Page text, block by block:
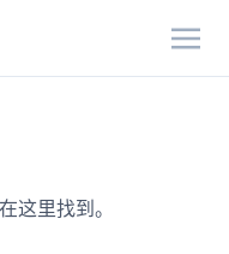
这里找到。